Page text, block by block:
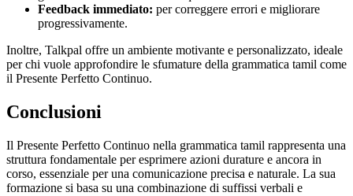
Feedback immediato: per correggere errori e migliorare
progressivamente.
Inoltre, Talkpal offre un ambiente motivante e personalizzato, ideale
per chi vuole approfondire le sfumature della grammatica tamil come
il Presente Perfetto Continuo.
Conclusioni
Il Presente Perfetto Continuo nella grammatica tamil rappresenta una
struttura fondamentale per esprimere azioni durature e ancora in
corso, essenziale per una comunicazione precisa e naturale. La sua
formazione si basa su una combinazione di suffissi verbali e